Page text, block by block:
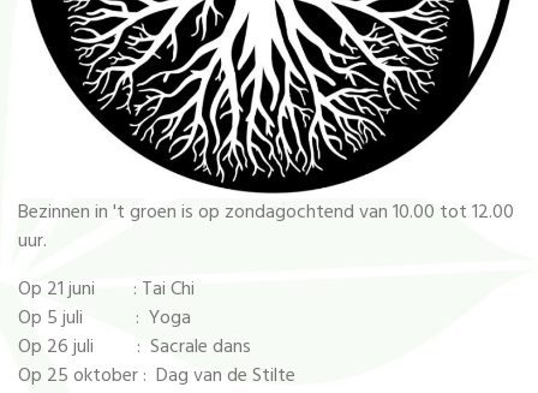
Bezinnen in 't groen is op zondagochtend van 10.00 tot 12.00
uur.
Op 21 juni : Tai Chi
Op 5 juli : Yoga
Op 26 juli : Sacrale dans
Op 25 oktober : Dag van de Stilte